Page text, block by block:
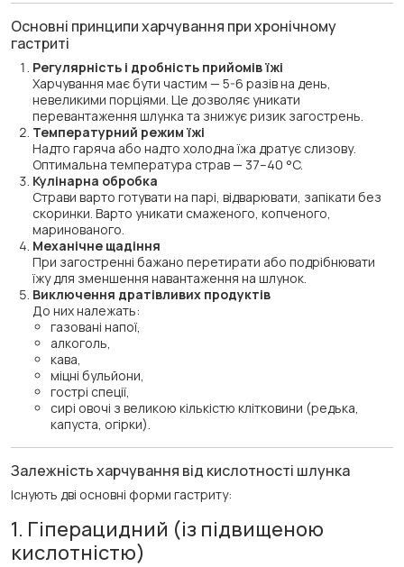
Основні принципи харчування при хронічному
гастриті
Регулярність і дробність прийомів їжі
Харчування має бути частим — 5-6 разів на день,
невеликими порціями. Це дозволяє уникати
перевантаження шлунка та знижує ризик загострень.
Температурний режим їжі
Надто гаряча або надто холодна їжа дратує слизову.
Оптимальна температура страв — 37–40 °C.
Кулінарна обробка
Страви варто готувати на парі, відварювати, запікати без
скоринки. Варто уникати смаженого, копченого,
маринованого.
Механічне щадіння
При загостренні бажано перетирати або подрібнювати
їжу для зменшення навантаження на шлунок.
Виключення дратівливих продуктів
До них належать:
газовані напої,
алкоголь,
кава,
міцні бульйони,
гострі спеції,
сирі овочі з великою кількістю клітковини (редька,
капуста, огірки).
Залежність харчування від кислотності шлунка
Існують дві основні форми гастриту:
1. Гіперацидний (із підвищеною
кислотністю)